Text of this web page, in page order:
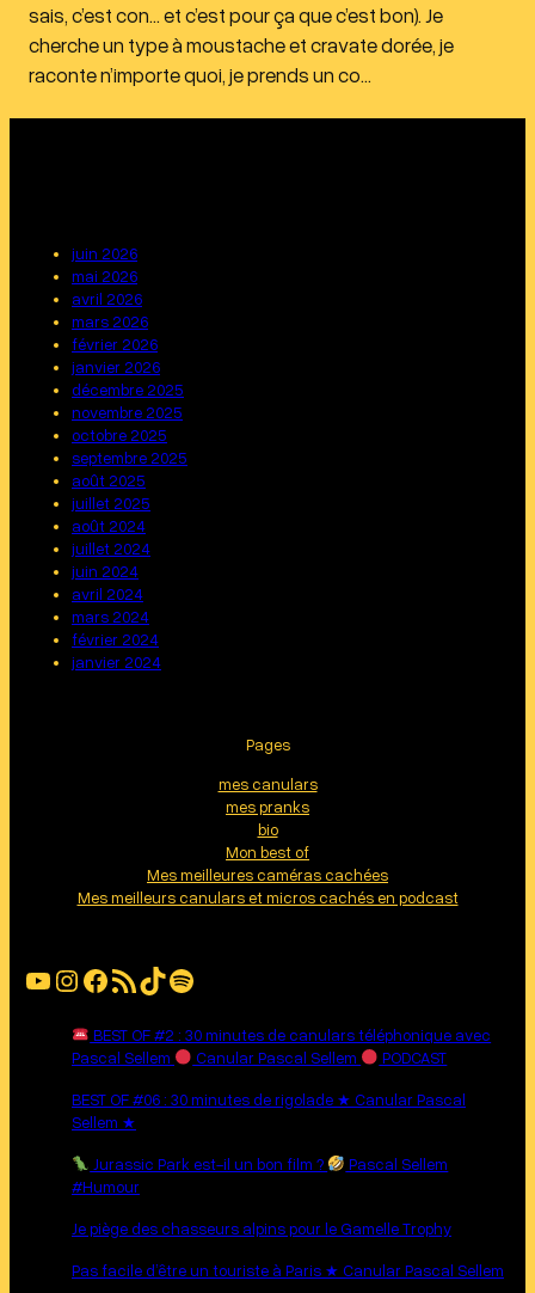
sais, c’est con… et c’est pour ça que c’est bon). Je
cherche un type à moustache et cravate dorée, je
raconte n’importe quoi, je prends un co…
juin 2026
mai 2026
avril 2026
mars 2026
février 2026
janvier 2026
décembre 2025
novembre 2025
octobre 2025
septembre 2025
août 2025
juillet 2025
août 2024
juillet 2024
juin 2024
avril 2024
mars 2024
février 2024
janvier 2024
Pages
mes canulars
mes pranks
bio
Mon best of
Mes meilleures caméras cachées
Mes meilleurs canulars et micros cachés en podcast
YouTube Instagram Facebook Flux RSS TikTok Spotify
BEST OF #2 : 30 minutes de canulars téléphonique avec
Pascal Sellem
Canular Pascal Sellem PODCAST
BEST OF #06 : 30 minutes de rigolade ★ Canular Pascal
Sellem ★
Jurassic Park est-il un bon film ?
Pascal Sellem
#Humour
Je piège des chasseurs alpins pour le Gamelle Trophy
Pas facile d’être un touriste à Paris ★ Canular Pascal Sellem